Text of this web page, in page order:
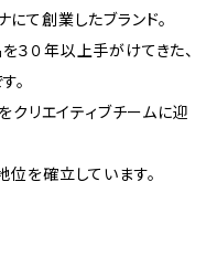
て創業したブランド。
３０年以上手がけてきた、
。
クリエイティブチームに迎
位を確立しています。